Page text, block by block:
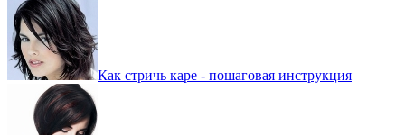
Как стричь каре - пошаговая инструкция